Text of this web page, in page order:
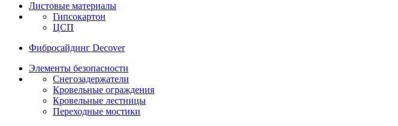
Листовые материалы
Гипсокартон
ЦСП
Фибросайдинг Decover
Элементы безопасности
Снегозадержатели
Кровельные ограждения
Кровельные лестницы
Переходные мостики